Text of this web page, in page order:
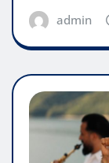
admin